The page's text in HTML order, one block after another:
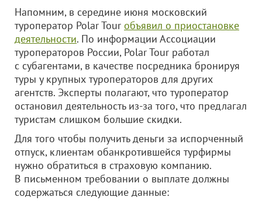
Напомним, в середине июня московский
туроператор Polar Tour объявил о приостановке
деятельности. По информации Ассоциации
туроператоров России, Polar Tour работал
с субагентами, в качестве посредника бронируя
туры у крупных туроператоров для других
агентств. Эксперты полагают, что туроператор
остановил деятельность из-за того, что предлагал
туристам слишком большие скидки.
Для того чтобы получить деньги за испорченный
отпуск, клиентам обанкротившейся турфирмы
нужно обратиться в страховую компанию.
В письменном требовании о выплате должны
содержаться следующие данные: